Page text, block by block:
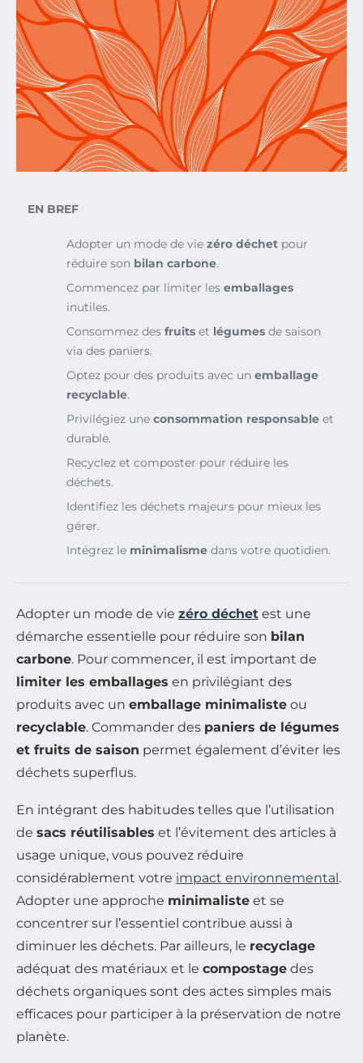
EN BREF
Adopter un mode de vie zéro déchet pour
réduire son bilan carbone.
Commencez par limiter les emballages
inutiles.
Consommez des fruits et légumes de saison
via des paniers.
Optez pour des produits avec un emballage
recyclable.
Privilégiez une consommation responsable et
durable.
Recyclez et composter pour réduire les
déchets.
Identifiez les déchets majeurs pour mieux les
gérer.
Intégrez le minimalisme dans votre quotidien.
Adopter un mode de vie zéro déchet est une
démarche essentielle pour réduire son bilan
carbone. Pour commencer, il est important de
limiter les emballages en privilégiant des
produits avec un emballage minimaliste ou
recyclable. Commander des paniers de légumes
et fruits de saison permet également d’éviter les
déchets superflus.
En intégrant des habitudes telles que l’utilisation
de sacs réutilisables et l’évitement des articles à
usage unique, vous pouvez réduire
considérablement votre impact environnemental.
Adopter une approche minimaliste et se
concentrer sur l’essentiel contribue aussi à
diminuer les déchets. Par ailleurs, le recyclage
adéquat des matériaux et le compostage des
déchets organiques sont des actes simples mais
efficaces pour participer à la préservation de notre
planète.